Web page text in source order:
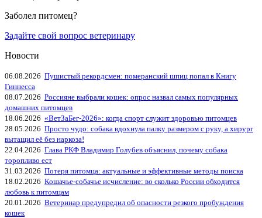
Заболел питомец?
Задайте свой вопрос ветеринару
Новости
06.08.2026 Пушистый рекордсмен: померанский шпиц попал в Книгу
Гиннесса
08.07.2026 Россияне выбрали кошек: опрос назвал самых популярных
домашних питомцев
18.06.2026 «ВетЗаБег‑2026»: когда спорт служит здоровью питомцев
28.05.2026 Просто чудо: собака вдохнула палку размером с руку, а хирург
вытащил её без наркоза!
22.04.2026 Глава РКФ Владимир Голубев объяснил, почему собака
торопливо ест
31.03.2026 Потеря питомца: актуальные и эффективные методы поиска
18.02.2026 Кошачье-собачье исчисление: во сколько России обходится
любовь к питомцам
20.01.2026 Ветеринар предупредил об опасности резкого пробуждения
кошек